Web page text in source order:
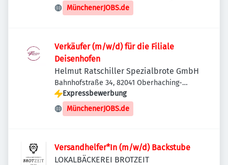
Deutschland
MünchenerJOBS.de
Verkäufer (m/w/d) für die Filiale
Deisenhofen
Helmut Ratschiller Spezialbrote GmbH
Bahnhofstraße 34, 82041 Oberhaching-
Deisenhofen, Deutschland
Expressbewerbung
MünchenerJOBS.de
Versandhelfer*In (m/w/d) Backstube
LOKALBÄCKEREI BROTZEIT